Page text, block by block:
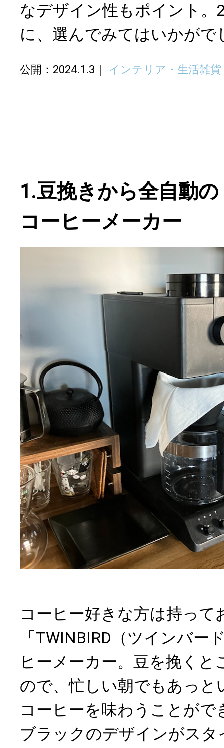
なデザイン性もポイント。
に、選んでみてはいかがで
公開：2024.1.3 インテリア・生活雑貨
1.豆挽きから全自動
コーヒーメーカー
コーヒー好きな方は持って
「TWINBIRD（ツインバー
ヒーメーカー。豆を挽くと
ので、忙しい朝でもあっと
コーヒーを味わうことが
ブラックのデザインがス